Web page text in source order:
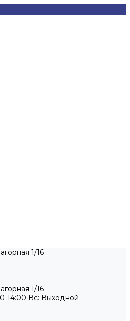
1/16
1/16
14:00 Вс: Выходной